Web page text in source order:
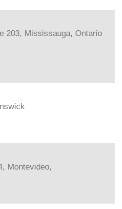
203, Mississauga, Ontario
Montevideo,